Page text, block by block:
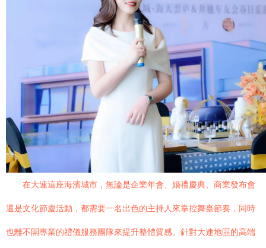
在大連這座海濱城市，無論是企業年會、婚禮慶典、商業發布會
還是文化節慶活動，都需要一名出色的主持人來掌控舞臺節奏，同時
也離不開專業的禮儀服務團隊來提升整體質感。針對大連地區的高端